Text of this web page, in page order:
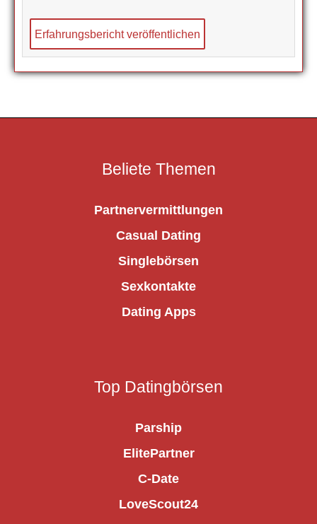
Beliete Themen
Partnervermittlungen
Casual Dating
Singlebörsen
Sexkontakte
Dating Apps
Top Datingbörsen
Parship
ElitePartner
C-Date
LoveScout24